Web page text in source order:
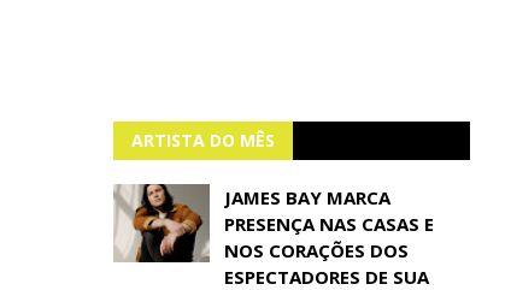
ARTISTA DO MÊS
JAMES BAY MARCA
PRESENÇA NAS CASAS E
NOS CORAÇÕES DOS
ESPECTADORES DE SUA